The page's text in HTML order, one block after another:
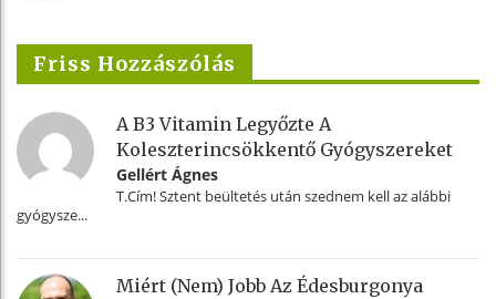
Friss Hozzászólás
A B3 Vitamin Legyőzte A
Koleszterincsökkentő Gyógyszereket
Gellért Ágnes
T.Cím! Sztent beültetés után szednem kell az alábbi
gyógysze...
Miért (nem) Jobb Az Édesburgonya